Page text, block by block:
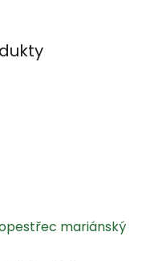
mariánský